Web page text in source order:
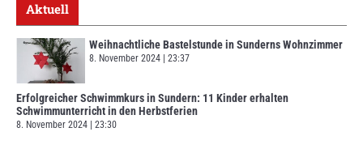
Aktuell
Weihnachtliche Bastelstunde in Sunderns Wohnzimmer
8. November 2024 23:37
Erfolgreicher Schwimmkurs in Sundern: 11 Kinder erhalten
Schwimmunterricht in den Herbstferien
8. November 2024 23:30